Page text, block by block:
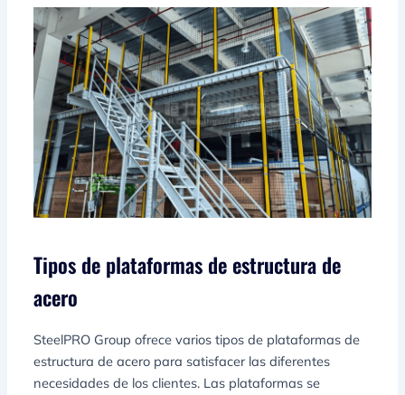
Tipos de plataformas de estructura de
acero
SteelPRO Group ofrece varios tipos de plataformas de
estructura de acero para satisfacer las diferentes
necesidades de los clientes. Las plataformas se